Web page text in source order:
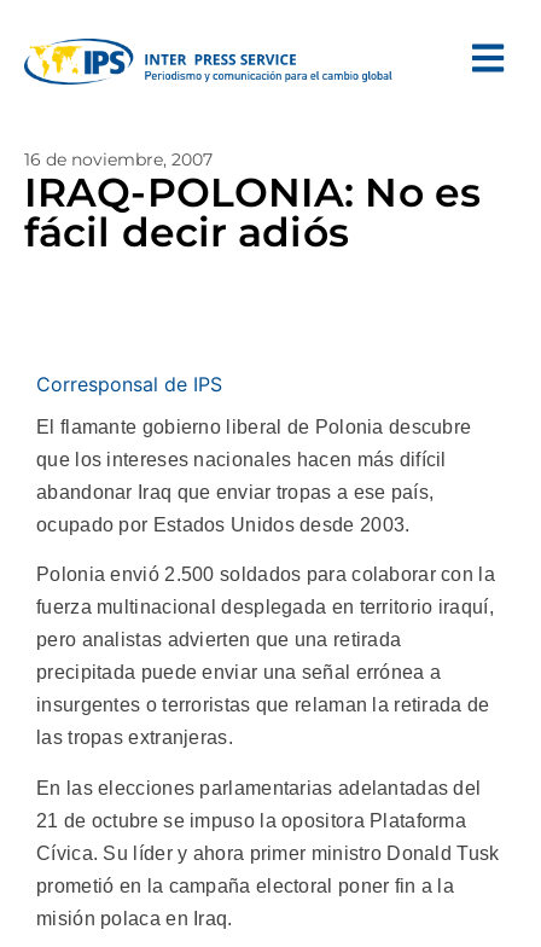
16 de noviembre, 2007
IRAQ-POLONIA: No es
fácil decir adiós
Corresponsal de IPS
El flamante gobierno liberal de Polonia descubre
que los intereses nacionales hacen más difícil
abandonar Iraq que enviar tropas a ese país,
ocupado por Estados Unidos desde 2003.
Polonia envió 2.500 soldados para colaborar con la
fuerza multinacional desplegada en territorio iraquí,
pero analistas advierten que una retirada
precipitada puede enviar una señal errónea a
insurgentes o terroristas que relaman la retirada de
las tropas extranjeras.
En las elecciones parlamentarias adelantadas del
21 de octubre se impuso la opositora Plataforma
Cívica. Su líder y ahora primer ministro Donald Tusk
prometió en la campaña electoral poner fin a la
misión polaca en Iraq.